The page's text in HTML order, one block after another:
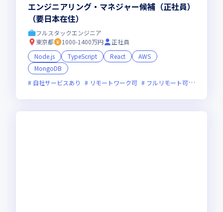
エンジニアリング・マネジャー候補（正社員）
（要日本在住）
フルスタックエンジニア
東京都
1000-1400万円
正社員
Node.js
TypeScript React
AWS
MongoDB
自社サービスあり
リモートワーク可 フルリモート可